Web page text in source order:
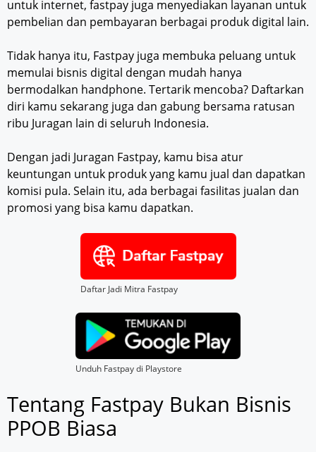
untuk internet, fastpay juga menyediakan layanan untuk
pembelian dan pembayaran berbagai produk digital lain.
Tidak hanya itu, Fastpay juga membuka peluang untuk
memulai bisnis digital dengan mudah hanya
bermodalkan handphone. Tertarik mencoba? Daftarkan
diri kamu sekarang juga dan gabung bersama ratusan
ribu Juragan lain di seluruh Indonesia.
Dengan jadi Juragan Fastpay, kamu bisa atur
keuntungan untuk produk yang kamu jual dan dapatkan
komisi pula. Selain itu, ada berbagai fasilitas jualan dan
promosi yang bisa kamu dapatkan.
Daftar Jadi Mitra Fastpay
Unduh Fastpay di Playstore
Tentang Fastpay Bukan Bisnis
PPOB Biasa